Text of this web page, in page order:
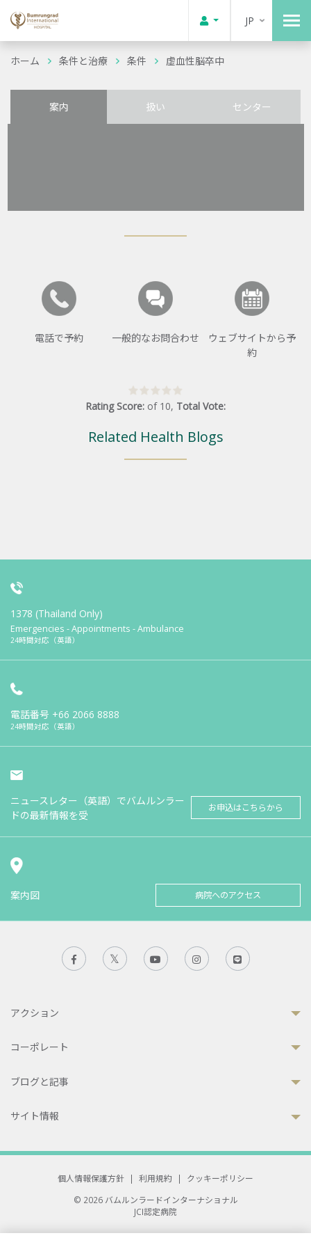
JP
ホーム 条件と治療 条件 虚血性脳卒中
案内 扱い センター
電話で予約 一般的なお問合わせ
ウェブサイトから予
約
Rating Score: of 10, Total Vote:
Related Health Blogs
1378 (Thailand Only)
Emergencies - Appointments - Ambulance
24時間対応（英語）
電話番号 +66 2066 8888
24時間対応（英語）
ニュースレター（英語）でバムルンラー
ドの最新情報を受
お申込はこちらから
案内図 病院へのアクセス
アクション
コーポレート
ブログと記事
サイト情報
個人情報保護方針 | 利用規約 |
クッキーポリシー
© 2026 バムルンラードインターナショナル
JCI認定病院